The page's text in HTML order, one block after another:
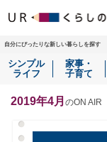
自分にぴったりな新しい暮らしを探す
シンプル
ライフ
家事・
子育て
2019年4月 のON AIR